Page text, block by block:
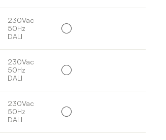
230Vac
50Hz
DALI
230Vac
50Hz
DALI
230Vac
50Hz
DALI